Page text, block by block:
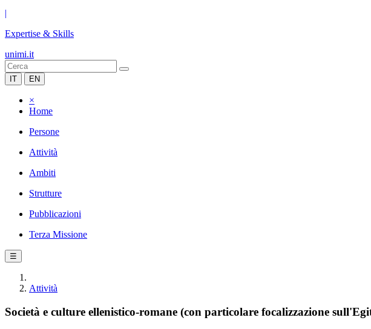
|
Expertise & Skills
unimi.it
IT EN
×
Home
Persone
Attività
Ambiti
Strutture
Pubblicazioni
Terza Missione
☰
Attività
Società e culture ellenistico-romane (con particolare focalizzazione